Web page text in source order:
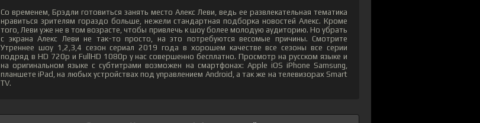
Со временем, Брэдли готовиться занять место Алекс Леви, ведь ее развлекательная тематика
нравиться зрителям гораздо больше, нежели стандартная подборка новостей Алекс. Кроме
того, Леви уже не в том возрасте, чтобы привлечь к шоу более молодую аудиторию. Но убрать
с экрана Алекс Леви не так-то просто, на это потребуются весомые причины. Смотрите
Утреннее шоу 1,2,3,4 сезон сериал 2019 года в хорошем качестве все сезоны все серии
подряд в HD 720p и FullHD 1080p у нас совершенно бесплатно. Просмотр на русском языке и
на оригинальном языке с субтитрами возможен на смартфонах: Apple iOS iPhone Samsung,
планшете iPad, на любых устройствах под управлением Android, а так же на телевизорах Smart
TV.